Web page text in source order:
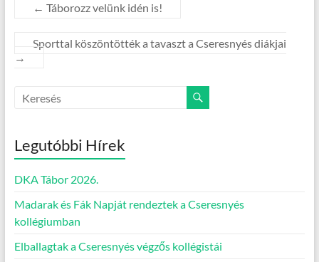
← Táborozz velünk idén is!
Sporttal köszöntötték a tavaszt a Cseresnyés diákjai
→
Legutóbbi Hírek
DKA Tábor 2026.
Madarak és Fák Napját rendeztek a Cseresnyés
kollégiumban
Elballagtak a Cseresnyés végzős kollégistái